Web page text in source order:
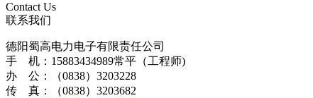
Contact Us
联系我们
德阳蜀高电力电子有限责任公司
手 机：15883434989常平（工程师)
办 公：（0838）3203228
传 真：（0838）3203682